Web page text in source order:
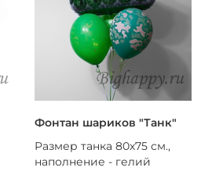
Фонтан шариков "Танк"
Размер танка 80х75 см.,
наполнение - гелий